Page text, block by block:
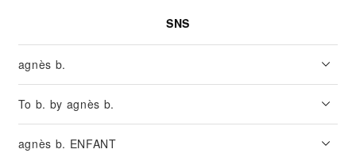
SNS
agnès b.
To b. by agnès b.
agnès b. ENFANT